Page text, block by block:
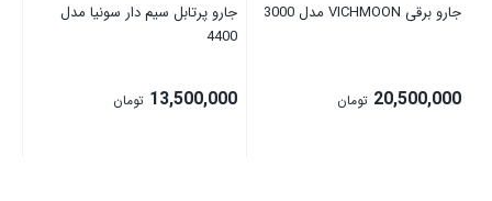
جارو برقی VICHMOON مدل 3000
20,500,000 تومان
جارو پرتابل سیم دار سونیا مدل
4400
13,500,000 تومان